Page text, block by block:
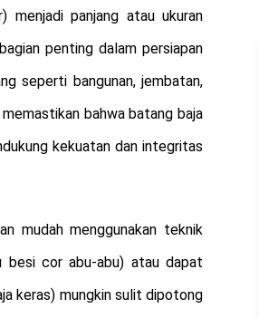
menjadi panjang atau ukuran
penting dalam persiapan
seperti bangunan, jembatan,
bahwa batang baja
kekuatan dan integritas
mudah menggunakan teknik
besi cor abu-abu) atau dapat
keras) mungkin sulit dipotong